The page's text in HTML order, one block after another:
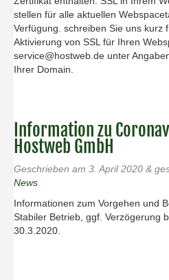
stellen für alle aktuellen
Verfügung. schreiben Sie uns kurz
Aktivierung von SSL für Ihren
service@hostweb.de unter
Ihrer Domain.
Information zu
Hostweb GmbH
Geschrieben am 3. April 2020 &
News
Informationen zum Vorgehen und
Stabiler Betrieb, ggf. Verzögerung
30.3.2020.